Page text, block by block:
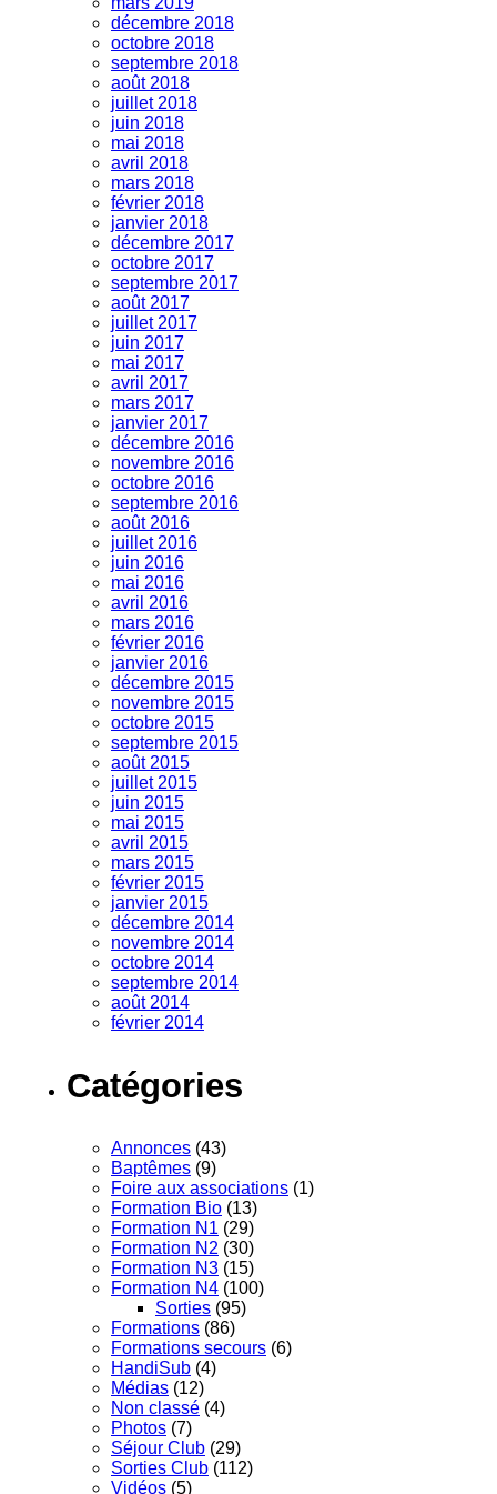
décembre 2018
octobre 2018
septembre 2018
août 2018
juillet 2018
juin 2018
mai 2018
avril 2018
mars 2018
février 2018
janvier 2018
décembre 2017
octobre 2017
septembre 2017
août 2017
juillet 2017
juin 2017
mai 2017
avril 2017
mars 2017
janvier 2017
décembre 2016
novembre 2016
octobre 2016
septembre 2016
août 2016
juillet 2016
juin 2016
mai 2016
avril 2016
mars 2016
février 2016
janvier 2016
décembre 2015
novembre 2015
octobre 2015
septembre 2015
août 2015
juillet 2015
juin 2015
mai 2015
avril 2015
mars 2015
février 2015
janvier 2015
décembre 2014
novembre 2014
octobre 2014
septembre 2014
août 2014
février 2014
Catégories
Annonces (43)
Baptêmes (9)
Foire aux associations (1)
Formation Bio (13)
Formation N1 (29)
Formation N2 (30)
Formation N3 (15)
Formation N4 (100)
Sorties (95)
Formations (86)
Formations secours (6)
HandiSub (4)
Médias (12)
Non classé (4)
Photos (7)
Séjour Club (29)
Sorties Club (112)
Vidéos (5)